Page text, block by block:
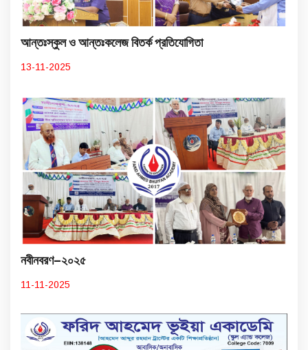
আন্তঃস্কুল ও আন্তঃকলেজ বিতর্ক প্রতিযোগিতা
13-11-2025
নবীনবরণ–২০২৫
11-11-2025